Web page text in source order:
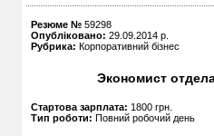
Резюме № 59298
Опубліковано: 29.09.2014 р.
Рубрика: Корпоративний бізнес
Экономист
Стартова зарплата: 1800 грн.
Тип роботи: Повний робочий день